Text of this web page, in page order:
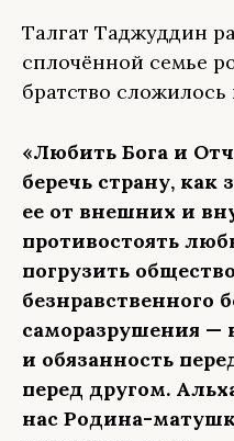
Талгат Таджуддин
сплочённой семье
братство сложилось
«Любить Бога и
беречь страну,
ее от внешних и
противостоять
погрузить
безнравственного
саморазрушения
и обязанность
перед другом.
нас Родина-